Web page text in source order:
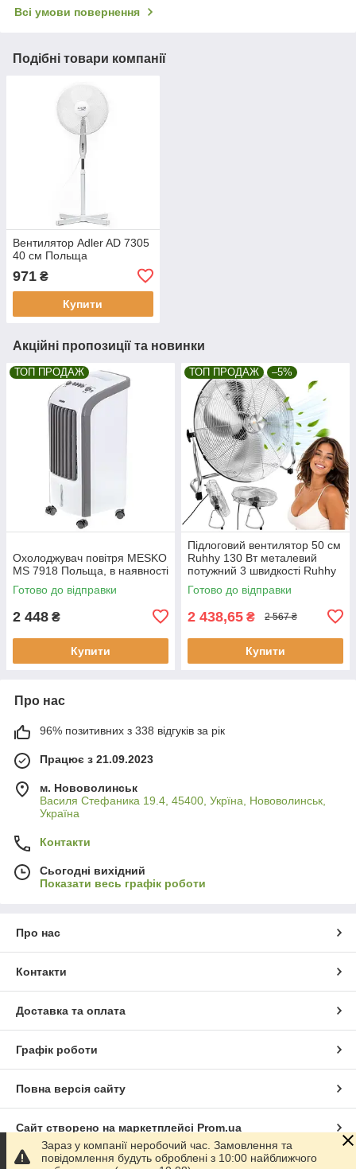
Всі умови повернення
Подібні товари компанії
Вентилятор Adler AD 7305
40 см Польща
971 ₴
Купити
Акційні пропозиції та новинки
ТОП ПРОДАЖ
Охолоджувач повітря MESKO
MS 7918 Польща, в наявності
Готово до відправки
2 448 ₴
Купити
ТОП ПРОДАЖ –5%
Підлоговий вентилятор 50 см
Ruhhy 130 Вт металевий
потужний 3 швидкості Ruhhy
27835
Готово до відправки
2 438,65 ₴ 2 567 ₴
Купити
Про нас
96% позитивних з 338 відгуків за рік
Працює з 21.09.2023
м. Нововолинськ
Василя Стефаника 19.4, 45400, Укрїна, Нововолинськ,
Україна
Контакти
Сьогодні вихідний
Показати весь графік роботи
Про нас
Контакти
Доставка та оплата
Графік роботи
Повна версія сайту
Сайт створено на маркетплейсі Prom.ua
Зараз у компанії неробочий час. Замовлення та
повідомлення будуть оброблені з 10:00 найближчого